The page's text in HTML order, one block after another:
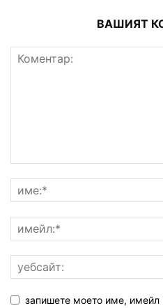
ВАШИЯТ
запишете моето име, имейл